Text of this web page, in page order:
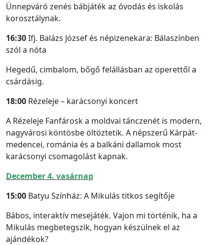
Ünnepváró zenés bábjáték az óvodás és iskolás
korosztálynak.
16:30Ifj. Balázs József és népizenekara: Bálaszínben
szól a nóta
Hegedű, cimbalom, bőgő felállásban az operettől a
csárdásig.
18:00 Rézeleje – karácsonyi koncert
A Rézeleje Fanfárosk a moldvai tánczenét is modern,
nagyvárosi köntösbe öltöztetik. A népszerű Kárpát-
medencei, románia és a balkáni dallamok most
karácsonyi csomagolást kapnak.
December 4. vasárnap
15:00 Batyu Színház: A Mikulás titkos segítője
Bábos, interaktív mesejáték. Vajon mi történik, ha a
Mikulás megbetegszik, hogyan készülnek el az
ajándékok?